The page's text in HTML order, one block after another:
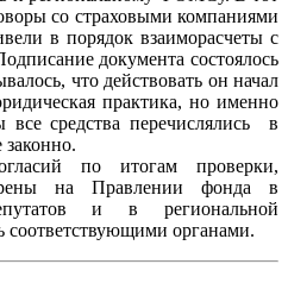
со страховыми компаниями
в порядок взаиморасчеты с
документа состоялось
что действовать он начал
практика, но именно
все средства перечислялись в
законно.
по итогам проверки,
на Правлении фонда в
и в региональной
соответствующими органами.